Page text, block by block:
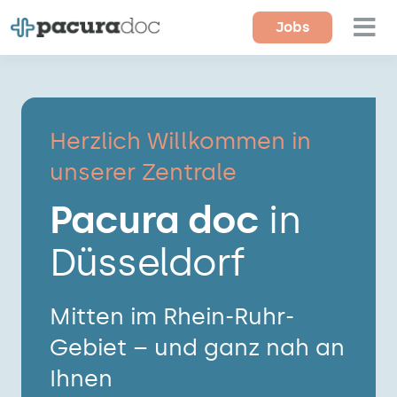
Inhalt
springen
Magazin
Über uns
Kontakt
Jobs
Herzlich Willkommen in
unserer Zentrale
Pacura doc in
Düsseldorf
Mitten im Rhein-Ruhr-
Gebiet – und ganz nah an
Ihnen